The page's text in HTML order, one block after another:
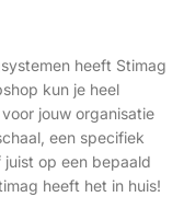
heeft Stimag
kun je heel
jouw organisatie
een specifiek
op een bepaald
heeft het in huis!